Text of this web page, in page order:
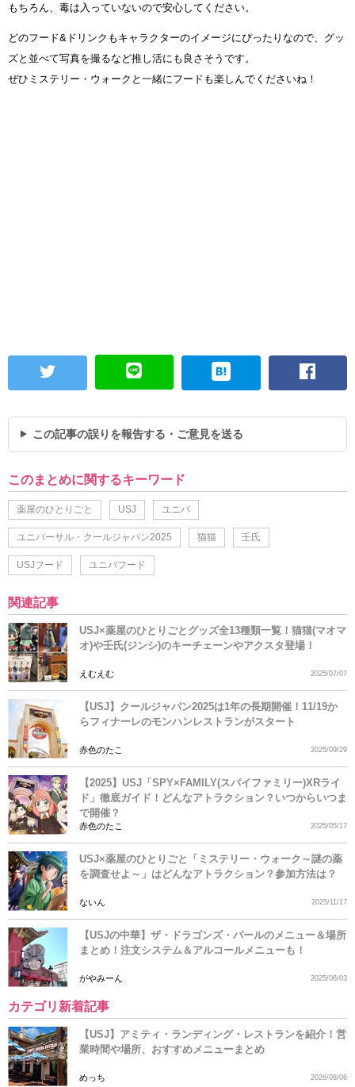
もちろん、毒は入っていないので安心してください。
どのフード&ドリンクもキャラクターのイメージにぴったりなので、グッ
ズと並べて写真を撮るなど推し活にも良さそうです。
ぜひミステリー・ウォークと一緒にフードも楽しんでくださいね！
この記事の誤りを報告する・ご意見を送る
このまとめに関するキーワード
薬屋のひとりごと USJ ユニバ
ユニバーサル・クールジャパン2025 猫猫 壬氏
USJフード ユニバフード
関連記事
USJ×薬屋のひとりごとグッズ全13種類一覧！猫猫(マオマ
オ)や壬氏(ジンシ)のキーチェーンやアクスタ登場！
えむえむ 2025/07/07
【USJ】クールジャパン2025は1年の長期開催！11/19か
らフィナーレのモンハンレストランがスタート
赤色のたこ 2025/09/29
【2025】USJ「SPY×FAMILY(スパイファミリー)XRライ
ド」徹底ガイド！どんなアトラクション？いつからいつま
で開催？
赤色のたこ 2025/05/17
USJ×薬屋のひとりごと「ミステリー・ウォーク～謎の薬
を調査せよ～」はどんなアトラクション？参加方法は？
ないん 2025/11/17
【USJの中華】ザ・ドラゴンズ・パールのメニュー＆場所
まとめ！注文システム＆アルコールメニューも！
がやみーん 2025/06/03
カテゴリ新着記事
【USJ】アミティ・ランディング・レストランを紹介！営
業時間や場所、おすすめメニューまとめ
めっち 2026/08/06